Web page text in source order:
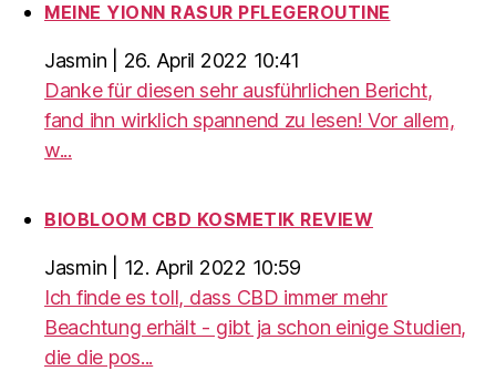
MEINE YIONN RASUR PFLEGEROUTINE
Jasmin
26. April 2022 10:41
Danke für diesen sehr ausführlichen Bericht,
fand ihn wirklich spannend zu lesen! Vor allem,
w...
BIOBLOOM CBD KOSMETIK REVIEW
Jasmin
12. April 2022 10:59
Ich finde es toll, dass CBD immer mehr
Beachtung erhält - gibt ja schon einige Studien,
die die pos...